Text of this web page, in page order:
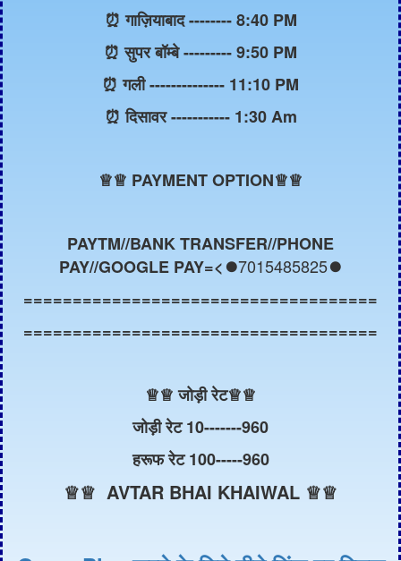
⏰ गाज़ियाबाद -------- 8:40 PM
⏰ सुपर बॉम्बे --------- 9:50 PM
⏰ गली -------------- 11:10 PM
⏰ दिसावर ----------- 1:30 Am
♕♕ PAYMENT OPTION♕♕
PAYTM//BANK TRANSFER//PHONE
PAY//GOOGLE PAY=<⏺️7015485825⏺️
====================================
====================================
♕♕ जोड़ी रेट♕♕
जोड़ी रेट 10-------960
हरूफ रेट 100-----960
♕♕ AVTAR BHAI KHAIWAL ♕♕